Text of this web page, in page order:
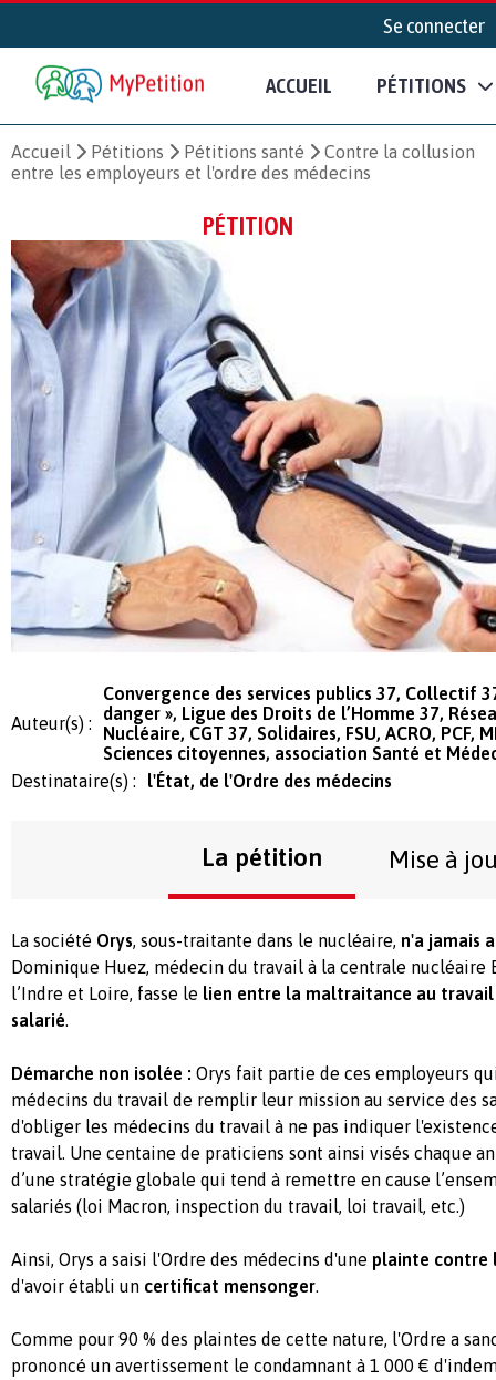
Se connecter
ACCUEIL PÉTITIONS
Accueil Pétitions Pétitions santé
Contre la collusion
entre les employeurs et l'ordre des médecins
PÉTITION
Auteur(s) :
Convergence des services publics 37, Collectif
danger », Ligue des Droits de l’Homme 37,
Nucléaire, CGT 37, Solidaires, FSU, ACRO, PCF,
Sciences citoyennes, association Santé et
Destinataire(s) :
l'État, de l'Ordre des médecins
La pétition Mise à
La société Orys, sous-traitante dans le nucléaire, n'a jamais
Dominique Huez, médecin du travail à la centrale nucléaire
l’Indre et Loire, fasse le lien entre la maltraitance au
salarié.
Démarche non isolée : Orys fait partie de ces employeurs
médecins du travail de remplir leur mission au service des
d'obliger les médecins du travail à ne pas indiquer
travail. Une centaine de praticiens sont ainsi visés chaque
d’une stratégie globale qui tend à remettre en cause
salariés (loi Macron, inspection du travail, loi travail, etc.)
Ainsi, Orys a saisi l'Ordre des médecins d'une plainte contre
d'avoir établi un certificat mensonger.
Comme pour 90 % des plaintes de cette nature, l'Ordre a
prononcé un avertissement le condamnant à 1 000 €